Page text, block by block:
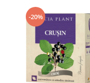
Supliment Zinc
Tincturi si Gemoderivate
Tuse gat si respiratie
Vitamine si minerale
-20%